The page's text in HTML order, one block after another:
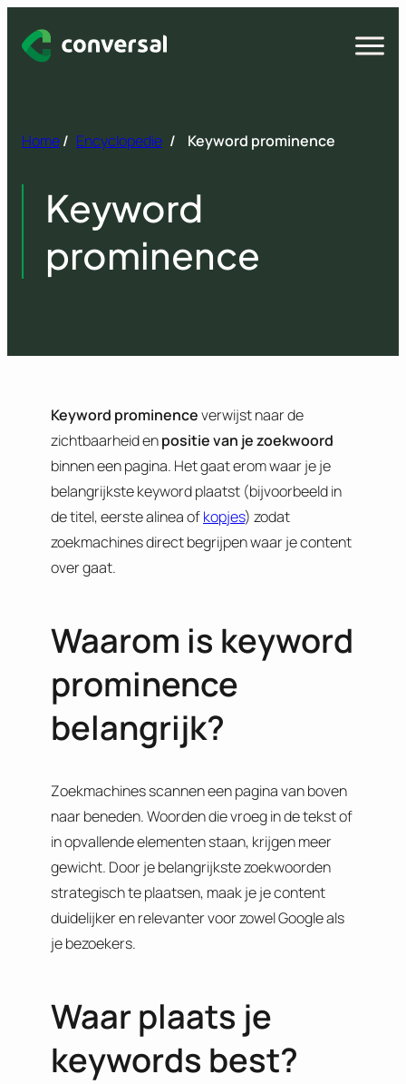
naar
Open
Home/ Encyclopedie / Keyword prominence
Keyword
prominence
Keyword prominenceverwijst naar de
zichtbaarheid enpositie van je zoekwoord
binnen een pagina. Het gaat erom waar je je
belangrijkste keyword plaatst (bijvoorbeeld in
de titel, eerste alinea ofkopjes) zodat
zoekmachines direct begrijpen waar je content
over gaat.
Waarom is keyword
prominence
belangrijk?
Zoekmachines scannen een pagina van boven
naar beneden. Woorden die vroeg in de tekst of
in opvallende elementen staan, krijgen meer
gewicht. Door je belangrijkste zoekwoorden
strategisch te plaatsen, maak je je content
duidelijker en relevanter voor zowel Google als
je bezoekers.
Waar plaats je
keywords best?